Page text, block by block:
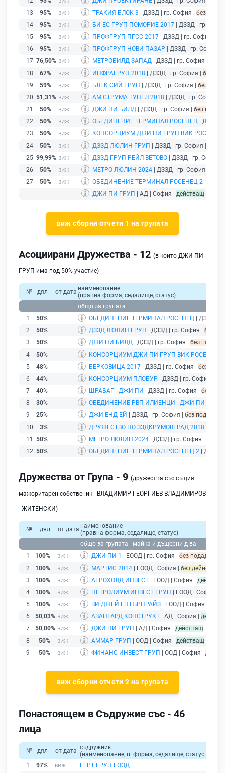
13
95% ТРАКИЯ БЛОК 3 | ДЗЗД | гр. София | без
14
95% БИ ЕС ГРУП ПОМОРИЕ 2017 | ДЗЗД | гр.
15
95% ПРОФГРУП ПГСС 2017 | ДЗЗД | гр. София |
16
95% ПРОФГРУП НОВИ ПАЗАР | ДЗЗД | гр. София |
17 76,50% МЕТРОБИЛД ЗАПАД | ДЗЗД | гр. София |
18
67% ИНФРАГРУП 2018 | ДЗЗД | гр. София | без
19
59% БЛЕК СИЙ ГРУП | ДЗЗД | гр. София | без
20 51,31% АМ СТРУМА ТУНЕЛ 2018 | ДЗЗД | гр. София |
21
50% ДЖИ ПИ БИЛД | ДЗЗД | гр. София | без
22
50% ОБЕДИНЕНИЕ ТЕРМИНАЛ РОСЕНЕЦ | ДЗЗД |
23
50% КОНСОРЦИУМ ДЖИ ПИ ГРУП ВИК РОСЕНЕЦ
24
50% ДЗЗД ЛЮЛИН ГРУП | ДЗЗД | гр. София |
25 99,99% ДЗЗД ГРУП РЕЙЛ ВЕТОВО | ДЗЗД | гр. София |
26
50% МЕТРО ЛЮЛИН 2024 | ДЗЗД | гр. София |
27
50% ОБЕДИНЕНИЕ ТЕРМИНАЛ РОСЕНЕЦ 2
ДЖИ ПИ ГРУП
| АД | София | действащ -
виж сборни отчети 1 на групата
Асоциирани Дружества - 12 (в които ДЖИ ПИ
ГРУП има под 50% участие)
№ дял от дата наименование
(правна форма, седалище, статус)
общо за групата
1
50% ОБЕДИНЕНИЕ ТЕРМИНАЛ РОСЕНЕЦ | ДЗЗД |
2
50% ДЗЗД ЛЮЛИН ГРУП | ДЗЗД | гр. София | без
3
50% ДЖИ ПИ БИЛД | ДЗЗД | гр. София | без
4
50% КОНСОРЦИУМ ДЖИ ПИ ГРУП ВИК РОСЕНЕЦ
5
48% БЕРКОВИЦА 2017 | ДЗЗД | гр. София | без
6
44% КОНСОРЦИУМ ПЛОБУР | ДЗЗД | гр. София |
7
40% ЩРАБАГ - ДЖИ ПИ | ДЗЗД | гр. София | без
8
30% ОБЕДИНЕНИЕ РВП ИЛИЕНЦИ - ДЖИ ПИ ГРУП
9
25% ДЖИ ЕНД ЕЙ | ДЗЗД | гр. София | без подаден
10
3% ДРУЖЕСТВО ПО ЗЗДКРУМОВГРАД 2018
11
50% МЕТРО ЛЮЛИН 2024 | ДЗЗД | гр. София |
12 50% ОБЕДИНЕНИЕ ТЕРМИНАЛ РОСЕНЕЦ 2 | ДЗЗД
Дружества от Група - 9 (дружества със същия
мажоритарен собственик - ВЛАДИМИР ГЕОРГИЕВ ВЛАДИМИРОВ
- ЖИТЕНСКИ)
№ дял от дата наименование
(правна форма, седалище, статус)
общо за групата - майка и дъщерни д-ва
1
100% ДЖИ ПИ 1 | ЕООД | гр. София | без подаден
2
100% МАРТИС 2014 | ЕООД | София | без дейност -
3
100% АГРОХОЛД ИНВЕСТ | ЕООД | София | действащ
4
100% ПЕТРОЛИУМ ИНВЕСТ ГРУП | ЕООД | София |
5
100% ВИ ДЖЕЙ ЕНТЪРПРАЙЗ | ЕООД | София |
6
50,03% АВАНГАРД КОНСТРУКТ | АД | София |
7
50,00% ДЖИ ПИ ГРУП | АД | София | действащ
8
50% АММАР ГРУП | ООД | София | действащ
9
50% ФИНАНС ИНВЕСТ ГРУП | ООД | София |
виж сборни отчети 2 на групата
Понастоящем в Съдружие със - 46
лица
№ дял от дата съдружник
(наименование, п. форма, седалище, статус /
1
97%
ГЕРТ ГРУП ЕООД